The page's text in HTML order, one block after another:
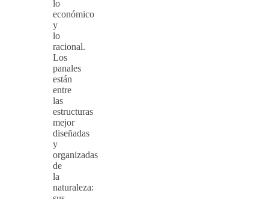
lo
económico
y
lo
racional.
Los
panales
están
entre
las
estructuras
mejor
diseñadas
y
organizadas
de
la
naturaleza: